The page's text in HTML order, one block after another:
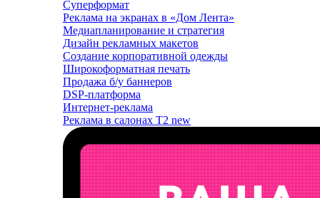
Суперформат
Реклама на экранах в «Дом Лента»
Медиапланирование и стратегия
Дизайн рекламных макетов
Создание корпоративной одежды
Широкоформатная печать
Продажа б/у баннеров
DSP-платформа
Интернет-реклама
Реклама в салонах T2 new